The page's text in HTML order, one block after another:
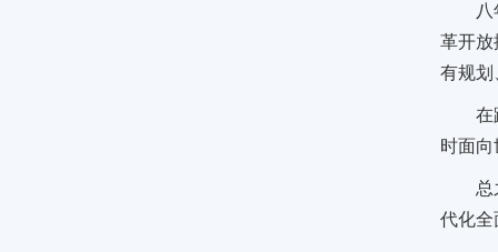
革开放
有规划
在
时面
总
代化全